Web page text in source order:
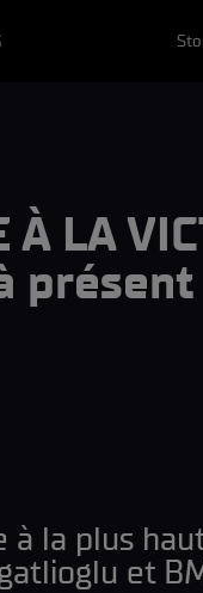
À LA
présent
la plus
et